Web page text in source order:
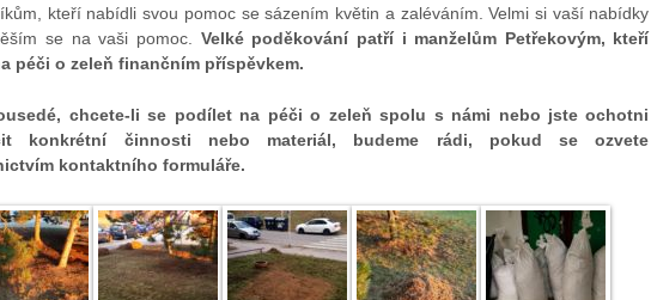
kteří nabídli svou pomoc se sázením květin a zaléváním. Velmi si vaší nabídky
se na vaši pomoc. Velké poděkování patří i manželům Petřekovým, kteří
péči o zeleň finančním příspěvkem.
chcete-li se podílet na péči o zeleň spolu s námi nebo jste ochotni
konkrétní činnosti nebo materiál, budeme rádi, pokud se ozvete
kontaktního formuláře.